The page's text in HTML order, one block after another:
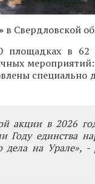
в Свердловской
в 62
акции в 2026
Году единства
дела на Урале», -